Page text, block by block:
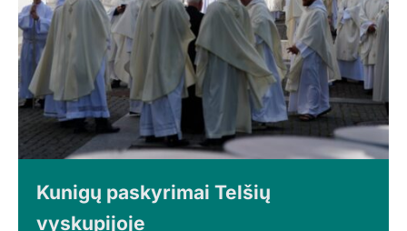
Kunigų paskyrimai Telšių
vyskupijoje